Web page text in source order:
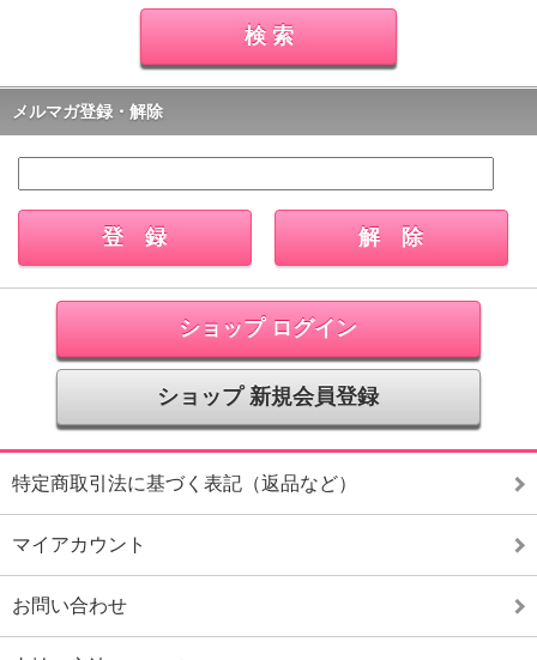
メルマガ登録・解除
ショップ ログイン
ショップ 新規会員登録
特定商取引法に基づく表記（返品など）
マイアカウント
お問い合わせ